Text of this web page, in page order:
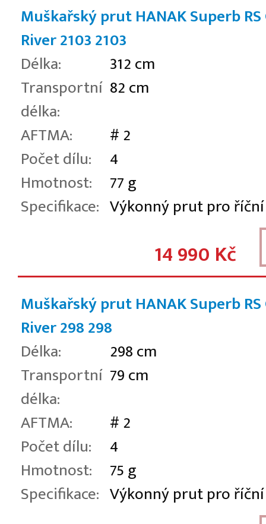
Muškařský prut HANAK Superb
River 21032103
Délka:
312 cm
Transportní
délka:
82 cm
AFTMA:
# 2
Počet dílu:
4
Hmotnost:
77 g
Specifikace: Výkonný prut pro
14 990 Kč
Muškařský prut HANAK Superb
River 298298
Délka:
298 cm
Transportní
délka:
79 cm
AFTMA:
# 2
Počet dílu:
4
Hmotnost:
75 g
Specifikace: Výkonný prut pro